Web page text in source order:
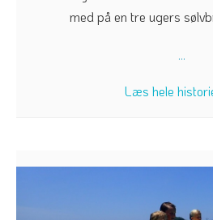
med på en tre ugers
...
Læs hele